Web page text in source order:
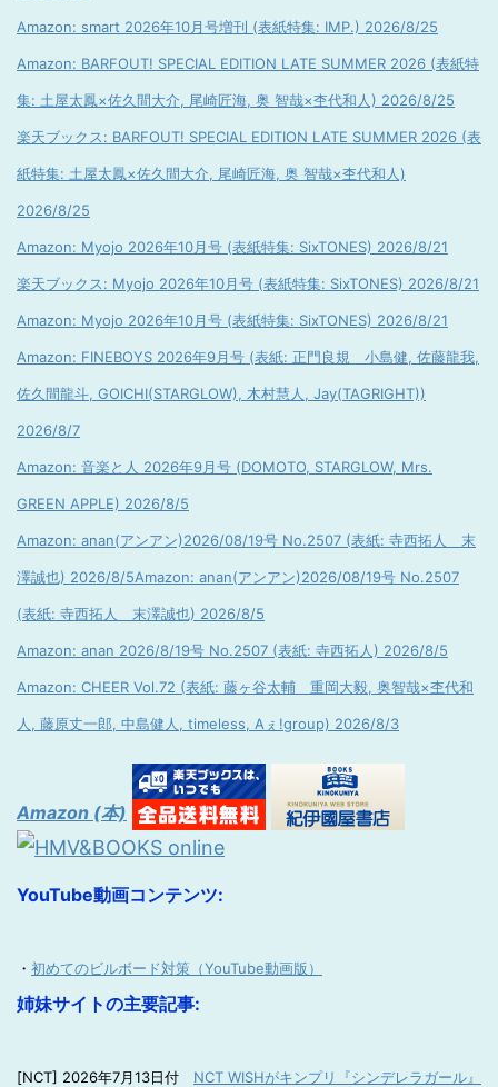
Amazon: smart 2026年10月号増刊 (表紙特集: IMP.) 2026/8/25
Amazon: BARFOUT! SPECIAL EDITION LATE SUMMER 2026 (表紙特
集: 土屋太鳳×佐久間大介, 尾崎匠海, 奥 智哉×杢代和人) 2026/8/25
楽天ブックス: BARFOUT! SPECIAL EDITION LATE SUMMER 2026 (表
紙特集: 土屋太鳳×佐久間大介, 尾崎匠海, 奥 智哉×杢代和人)
2026/8/25
Amazon: Myojo 2026年10月号 (表紙特集: SixTONES) 2026/8/21
楽天ブックス: Myojo 2026年10月号 (表紙特集: SixTONES) 2026/8/21
Amazon: Myojo 2026年10月号 (表紙特集: SixTONES) 2026/8/21
Amazon: FINEBOYS 2026年9月号 (表紙: 正門良規 小島健, 佐藤龍我,
佐久間龍斗, GOICHI(STARGLOW), 木村慧人, Jay(TAGRIGHT))
2026/8/7
Amazon: 音楽と人 2026年9月号 (DOMOTO, STARGLOW, Mrs.
GREEN APPLE) 2026/8/5
Amazon: anan(アンアン)2026/08/19号 No.2507 (表紙: 寺西拓人 末
澤誠也) 2026/8/5Amazon: anan(アンアン)2026/08/19号 No.2507
(表紙: 寺西拓人 末澤誠也) 2026/8/5
Amazon: anan 2026/8/19号 No.2507 (表紙: 寺西拓人) 2026/8/5
Amazon: CHEER Vol.72 (表紙: 藤ヶ谷太輔 重岡大毅, 奥智哉×杢代和
人, 藤原丈一郎, 中島健人, timeless, Aぇ!group) 2026/8/3
Amazon (本)
YouTube動画コンテンツ:
・ 初めてのビルボード対策（YouTube動画版）
姉妹サイトの主要記事:
[NCT] 2026年7月13日付 NCT WISHがキンプリ『シンデレラガール』